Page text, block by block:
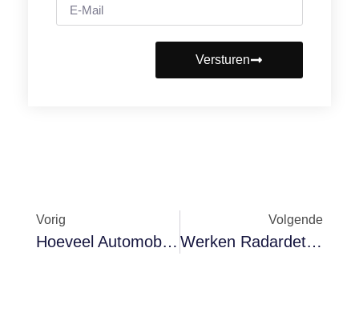
Versturen
Vorig
Hoeveel Automobilisten Zullen In 2025 Dashcams Gebruiken? Gegevens En Trends In Spanje En Europa
Volgende
Werken Radardetectoren Echt? Mythes Versus Realiteit